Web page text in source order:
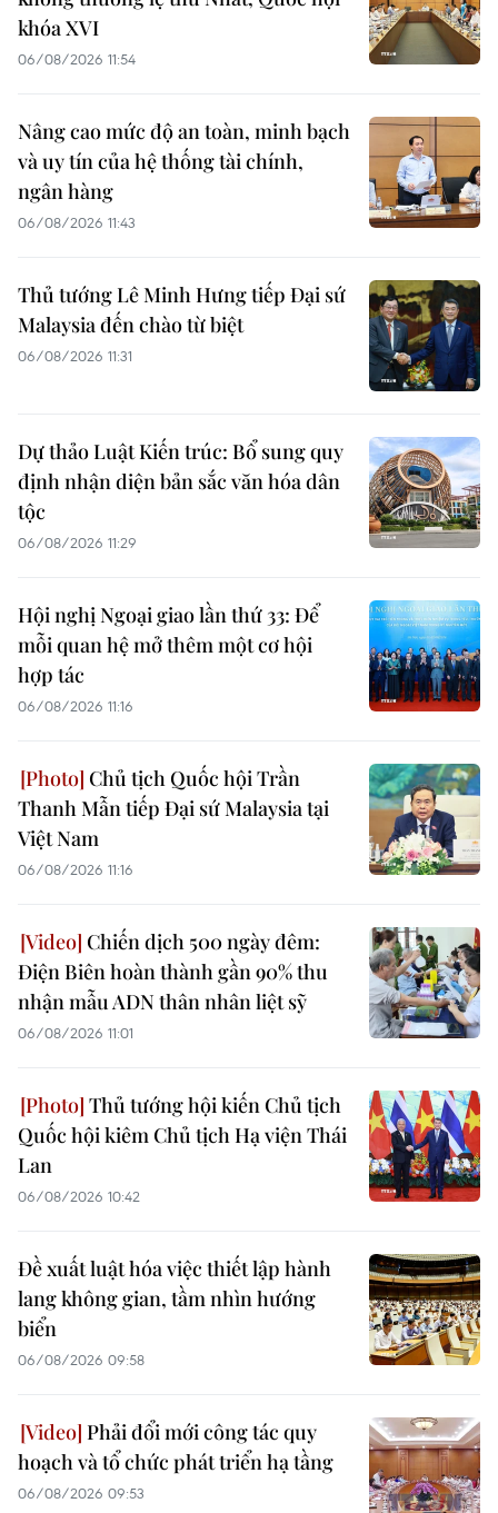
khóa XVI
06/08/2026 11:54
Nâng cao mức độ an toàn, minh bạch
và uy tín của hệ thống tài chính,
ngân hàng
06/08/2026 11:43
Thủ tướng Lê Minh Hưng tiếp Đại sứ
Malaysia đến chào từ biệt
06/08/2026 11:31
Dự thảo Luật Kiến trúc: Bổ sung quy
định nhận diện bản sắc văn hóa dân
tộc
06/08/2026 11:29
Hội nghị Ngoại giao lần thứ 33: Để
mỗi quan hệ mở thêm một cơ hội
hợp tác
06/08/2026 11:16
Chủ tịch Quốc hội Trần
Thanh Mẫn tiếp Đại sứ Malaysia tại
Việt Nam
06/08/2026 11:16
Chiến dịch 500 ngày đêm:
Điện Biên hoàn thành gần 90% thu
nhận mẫu ADN thân nhân liệt sỹ
06/08/2026 11:01
Thủ tướng hội kiến Chủ tịch
Quốc hội kiêm Chủ tịch Hạ viện Thái
Lan
06/08/2026 10:42
Đề xuất luật hóa việc thiết lập hành
lang không gian, tầm nhìn hướng
biển
06/08/2026 09:58
Phải đổi mới công tác quy
hoạch và tổ chức phát triển hạ tầng
06/08/2026 09:53